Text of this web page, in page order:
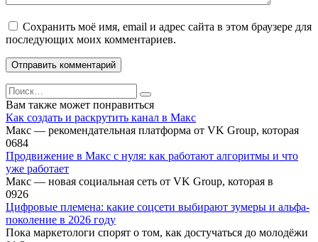
Сохранить моё имя, email и адрес сайта в этом браузере для
последующих моих комментариев.
Search
for:
Вам также может понравиться
Как создать и раскрутить канал в Макс
Макс — рекомендательная платформа от VK Group, которая
0684
Продвижение в Макс с нуля: как работают алгоритмы и что
уже работает
Макс — новая социальная сеть от VK Group, которая в
0926
Цифровые племена: какие соцсети выбирают зумеры и альфа-
поколение в 2026 году
Пока маркетологи спорят о том, как достучаться до молодёжи